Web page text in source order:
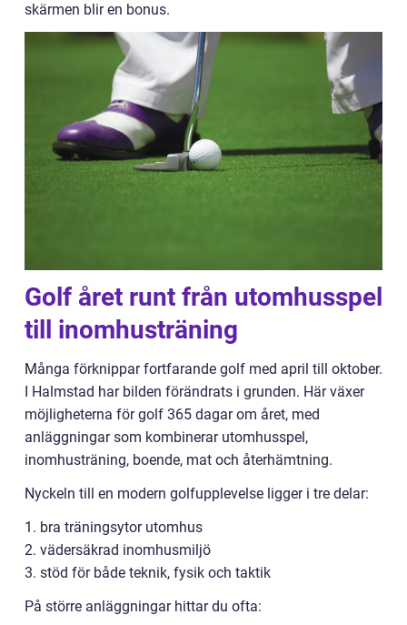
skärmen blir en bonus.
Golf året runt från utomhusspel
till inomhusträning
Många förknippar fortfarande golf med april till oktober.
I Halmstad har bilden förändrats i grunden. Här växer
möjligheterna för golf 365 dagar om året, med
anläggningar som kombinerar utomhusspel,
inomhusträning, boende, mat och återhämtning.
Nyckeln till en modern golfupplevelse ligger i tre delar:
1. bra träningsytor utomhus
2. vädersäkrad inomhusmiljö
3. stöd för både teknik, fysik och taktik
På större anläggningar hittar du ofta: